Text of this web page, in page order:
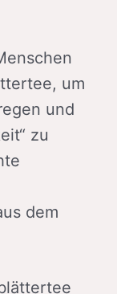
um
und
zu
dem